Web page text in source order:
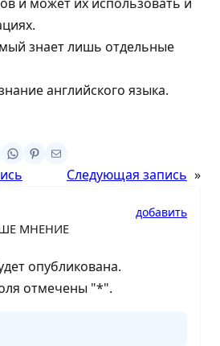
знает лишь отдельные
английского языка.
Следующая запись »
добавить
МНЕНИЕ
опубликована.
отмечены "*".